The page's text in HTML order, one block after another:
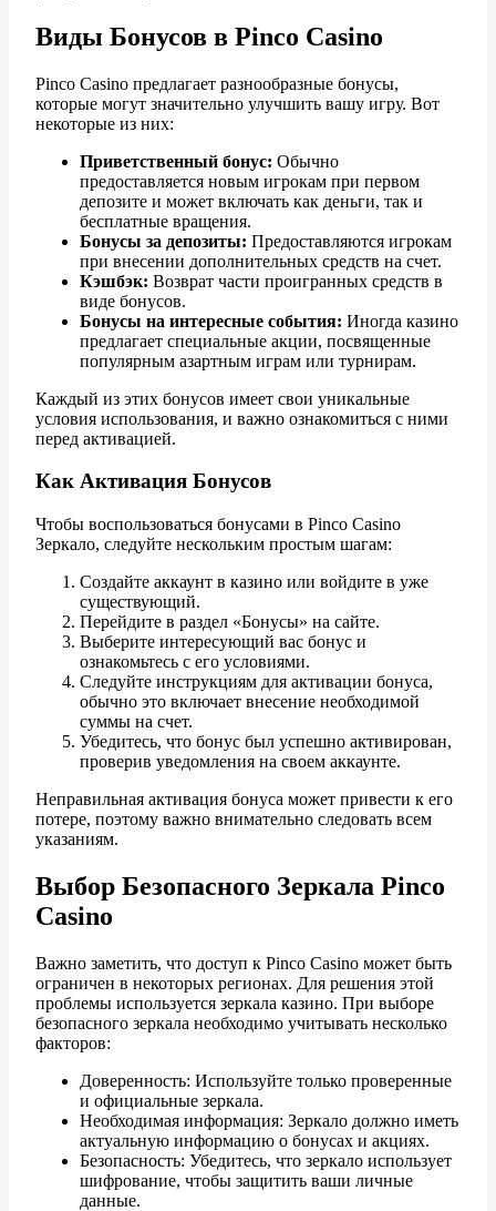
Виды Бонусов в Pinco Casino
Pinco Casino предлагает разнообразные бонусы,
которые могут значительно улучшить вашу игру. Вот
некоторые из них:
Приветственный бонус: Обычно
предоставляется новым игрокам при первом
депозите и может включать как деньги, так и
бесплатные вращения.
Бонусы за депозиты: Предоставляются игрокам
при внесении дополнительных средств на счет.
Кэшбэк: Возврат части проигранных средств в
виде бонусов.
Бонусы на интересные события: Иногда казино
предлагает специальные акции, посвященные
популярным азартным играм или турнирам.
Каждый из этих бонусов имеет свои уникальные
условия использования, и важно ознакомиться с ними
перед активацией.
Как Активация Бонусов
Чтобы воспользоваться бонусами в Pinco Casino
Зеркало, следуйте нескольким простым шагам:
Создайте аккаунт в казино или войдите в уже
существующий.
Перейдите в раздел «Бонусы» на сайте.
Выберите интересующий вас бонус и
ознакомьтесь с его условиями.
Следуйте инструкциям для активации бонуса,
обычно это включает внесение необходимой
суммы на счет.
Убедитесь, что бонус был успешно активирован,
проверив уведомления на своем аккаунте.
Неправильная активация бонуса может привести к его
потере, поэтому важно внимательно следовать всем
указаниям.
Выбор Безопасного Зеркала Pinco
Casino
Важно заметить, что доступ к Pinco Casino может быть
ограничен в некоторых регионах. Для решения этой
проблемы используется зеркала казино. При выборе
безопасного зеркала необходимо учитывать несколько
факторов:
Доверенность: Используйте только проверенные
и официальные зеркала.
Необходимая информация: Зеркало должно иметь
актуальную информацию о бонусах и акциях.
Безопасность: Убедитесь, что зеркало использует
шифрование, чтобы защитить ваши личные
данные.